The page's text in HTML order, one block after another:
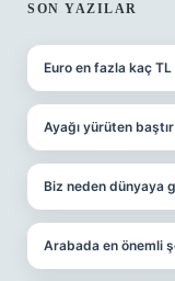
SON YAZILAR
Euro en fazla kaç TL
Ayağı yürüten
Biz neden dünyaya
Arabada en önemli